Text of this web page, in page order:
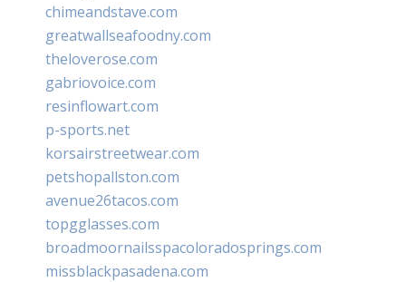
chimeandstave.com
greatwallseafoodny.com
theloverose.com
gabriovoice.com
resinflowart.com
p-sports.net
korsairstreetwear.com
petshopallston.com
avenue26tacos.com
topgglasses.com
broadmoornailsspacoloradosprings.com
missblackpasadena.com